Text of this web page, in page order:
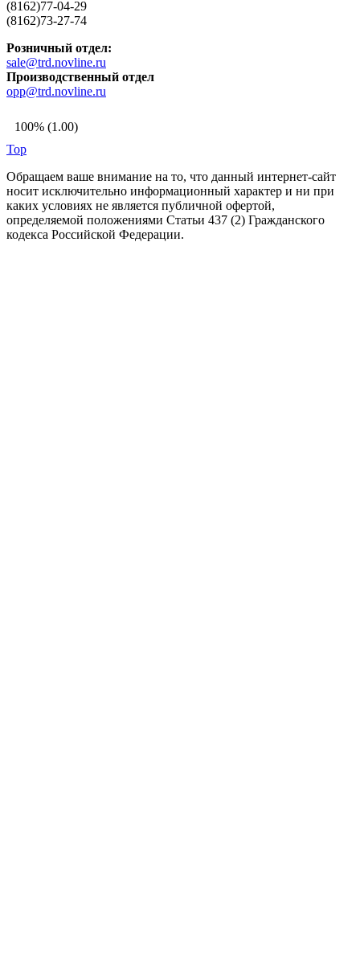
(8162)77-04-29
(8162)73-27-74
Розничный отдел:
sale@trd.novline.ru
Производственный отдел
opp@trd.novline.ru
100% (1.00)
Top
Обращаем ваше внимание на то, что данный интернет-сайт
носит исключительно информационный характер и ни при
каких условиях не является публичной офертой,
определяемой положениями Статьи 437 (2) Гражданского
кодекса Российской Федерации.